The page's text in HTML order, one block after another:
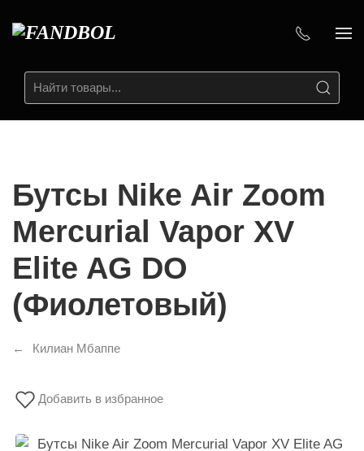
Бутсы Nike Air Zoom
Mercurial Vapor XV
Elite AG DO
(Фиолетовый)
Килиан Мбаппе
Добавить в избранное